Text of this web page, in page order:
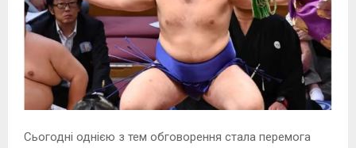
Сьогодні однією з тем обговорення стала перемога